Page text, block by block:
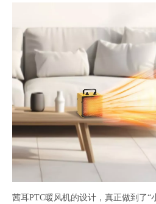
茜耳PTC暖风机的设计，真正做到了“